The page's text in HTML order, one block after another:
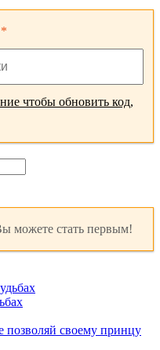
можете стать первым!